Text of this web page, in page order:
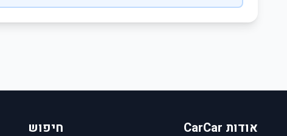
אודות CarCar חיפוש